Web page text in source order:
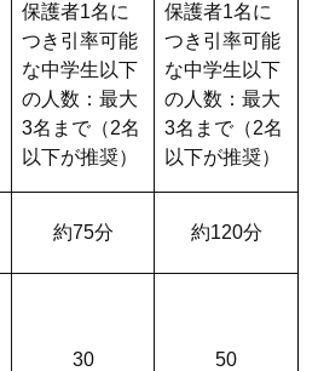
保護者1名に
つき引率可能
な中学生以下
の人数：最大
3名まで（2名
以下が推奨）
保護者1名に
つき引率可能
な中学生以下
の人数：最大
3名まで（2名
以下が推奨）
約75分 約120分
30 50